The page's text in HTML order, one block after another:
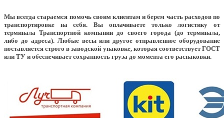
Мы всегда стараемся помочь своим клиентам и берем часть расходов по
транспортировке на себя. Вы оплачиваете только логистику от
терминала Транспортной компании до своего города (до терминала,
либо до адреса). Любые весы или другое отправленное оборудование
поставляется строго в заводской упаковке, которая соответствует ГОСТ
или ТУ и обеспечивает сохранность груза до момента его распаковки.